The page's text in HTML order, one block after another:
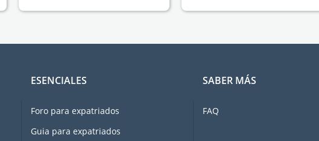
ESENCIALES
Foro para expatriados
Guia para expatriados
SABER MÁS
FAQ